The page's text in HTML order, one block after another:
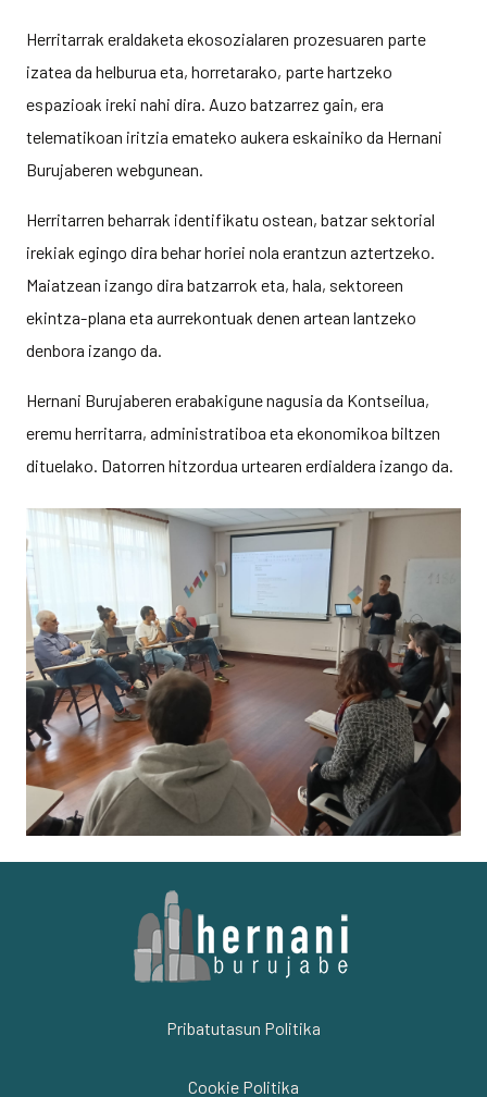
Herritarrak eraldaketa ekosozialaren prozesuaren parte
izatea da helburua eta, horretarako, parte hartzeko
espazioak ireki nahi dira. Auzo batzarrez gain, era
telematikoan iritzia emateko aukera eskainiko da Hernani
Burujaberen webgunean.
Herritarren beharrak identifikatu ostean, batzar sektorial
irekiak egingo dira behar horiei nola erantzun aztertzeko.
Maiatzean izango dira batzarrok eta, hala, sektoreen
ekintza-plana eta aurrekontuak denen artean lantzeko
denbora izango da.
Hernani Burujaberen erabakigune nagusia da Kontseilua,
eremu herritarra, administratiboa eta ekonomikoa biltzen
dituelako. Datorren hitzordua urtearen erdialdera izango da.
Pribatutasun Politika
Cookie Politika